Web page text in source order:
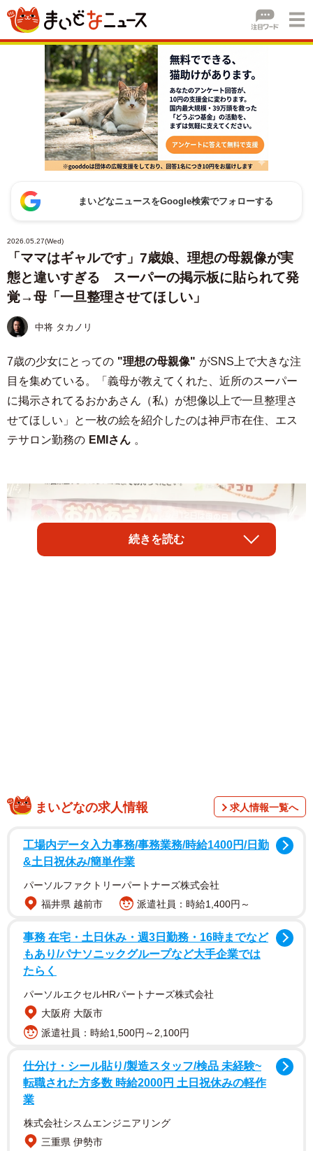
まいどなニュースをGoogle検索でフォローする
2026.05.27(Wed)
「ママはギャルです」7歳娘、理想の母親像が実
態と違いすぎる スーパーの掲示板に貼られて発
覚→母「一旦整理させてほしい」
中将 タカノリ
7歳の少女にとっての "理想の母親像" がSNS上で大きな注
目を集めている。「義母が教えてくれた、近所のスーパー
に掲示されてるおかあさん（私）が想像以上で一旦整理さ
せてほしい」と一枚の絵を紹介したのは神戸市在住、エス
テサロン勤務の EMIさん 。
1/5
スーパーの掲示板に自分の絵が？（EMIさん提供）
胸に布を巻いただけのような露出度の高い服を着て、ウイ
ンクしながら舌を出す女性のイラスト。そして「ママはギ
ャルです。もちろん私もギャルです。インスタしていま
す！」という謎のPRの文言…。
続きを読む
まいどなの求人情報 求人情報一覧へ
工場内データ入力事務/事務業務/時給1400円/日勤
&土日祝休み/簡単作業
パーソルファクトリーパートナーズ株式会社
福井県 越前市
派遣社員：時給1,400円～
事務 在宅・土日休み・週3日勤務・16時までなど
もあり/パナソニックグループなど大手企業では
たらく
パーソルエクセルHRパートナーズ株式会社
大阪府 大阪市
派遣社員：時給1,500円～2,100円
仕分け・シール貼り/製造スタッフ/検品 未経験~
転職された方多数 時給2000円 土日祝休みの軽作
業
株式会社シスムエンジニアリング
三重県 伊勢市